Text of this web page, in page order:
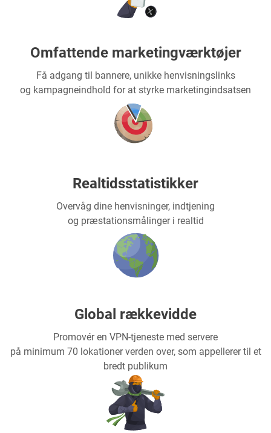
Omfattende marketingværktøjer
Få adgang til bannere, unikke henvisningslinks
og kampagneindhold for at styrke marketingindsatsen
Realtidsstatistikker
Overvåg dine henvisninger, indtjening
og præstationsmålinger i realtid
Global rækkevidde
Promovér en VPN-tjeneste med servere
på minimum 70 lokationer verden over, som appellerer til et
bredt publikum